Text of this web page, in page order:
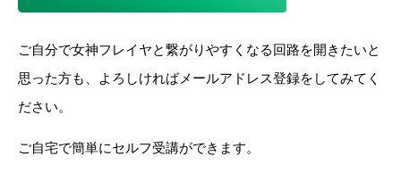
ご自分で女神フレイヤと繋がりやすくなる回路を開きたいと
思った方も、よろしければメールアドレス登録をしてみてく
ださい。
ご自宅で簡単にセルフ受講ができます。